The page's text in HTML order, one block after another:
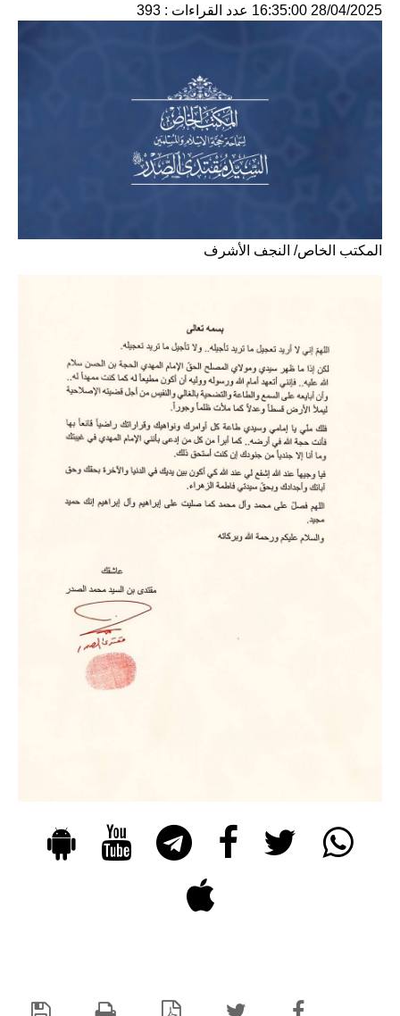
28/04/2025 16:35:00 عدد القراءات : 393
المكتب الخاص/ النجف الأشرف